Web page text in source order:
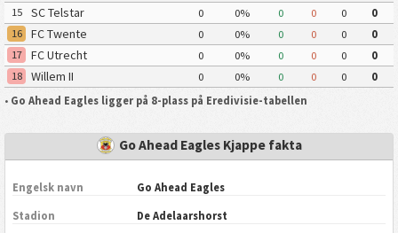
15
SC Telstar 0 0% 0 0 0
0
16
FC Twente 0 0% 0 0 0
0
17
FC Utrecht 0 0% 0 0 0
0
18
Willem II 0 0% 0 0 0
0
• Go Ahead Eagles ligger på 8-plass på Eredivisie-tabellen
Go Ahead Eagles Kjappe fakta
Engelsk navn Go Ahead Eagles
Stadion De Adelaarshorst